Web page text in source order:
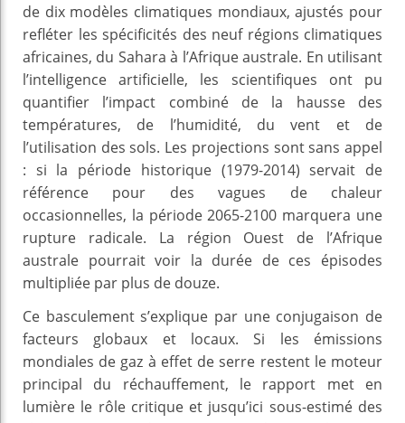
de dix modèles climatiques mondiaux, ajustés pour
refléter les spécificités des neuf régions climatiques
africaines, du Sahara à l’Afrique australe. En utilisant
l’intelligence artificielle, les scientifiques ont pu
quantifier l’impact combiné de la hausse des
températures, de l’humidité, du vent et de
l’utilisation des sols. Les projections sont sans appel
: si la période historique (1979-2014) servait de
référence pour des vagues de chaleur
occasionnelles, la période 2065-2100 marquera une
rupture radicale. La région Ouest de l’Afrique
australe pourrait voir la durée de ces épisodes
multipliée par plus de douze.
Ce basculement s’explique par une conjugaison de
facteurs globaux et locaux. Si les émissions
mondiales de gaz à effet de serre restent le moteur
principal du réchauffement, le rapport met en
lumière le rôle critique et jusqu’ici sous-estimé des